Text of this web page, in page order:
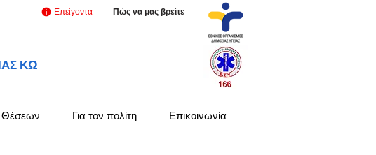
ΚΩ
Επείγοντα Πώς να μας βρείτε
Θέσεων Για τον πολίτη Επικοινωνία